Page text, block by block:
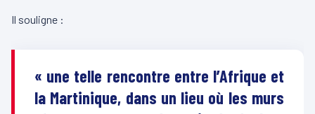
Il souligne :
« une telle rencontre entre l’Afrique et
la Martinique, dans un lieu où les murs